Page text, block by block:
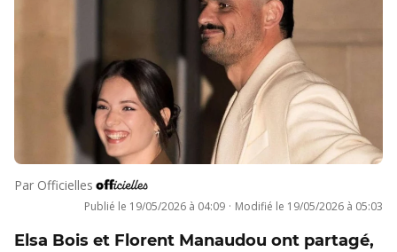
Par Officielles
Publié le 19/05/2026 à 04:09 · Modifié le 19/05/2026 à 05:03
Elsa Bois et Florent Manaudou ont partagé,